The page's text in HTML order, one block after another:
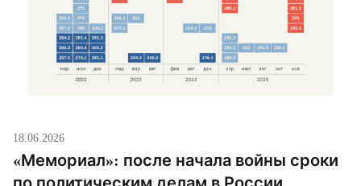
18.06.2026
«Мемориал»: после начала войны сроки